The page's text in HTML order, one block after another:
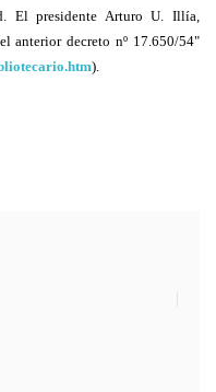
El presidente Arturo U. Illía,
anterior decreto nº 17.650/54"
).